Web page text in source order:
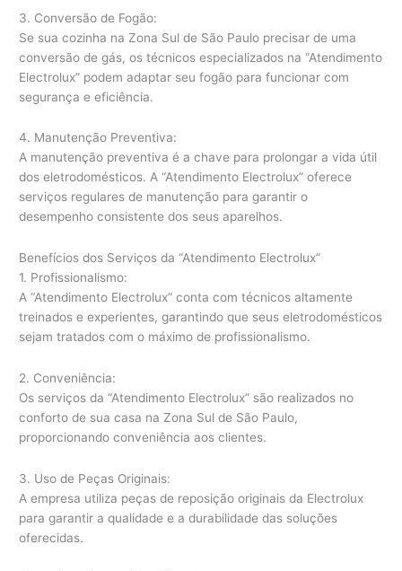
3. Conversão de Fogão:
Se sua cozinha na Zona Sul de São Paulo precisar de uma
conversão de gás, os técnicos especializados na “Atendimento
Electrolux” podem adaptar seu fogão para funcionar com
segurança e eficiência.
4. Manutenção Preventiva:
A manutenção preventiva é a chave para prolongar a vida útil
dos eletrodomésticos. A “Atendimento Electrolux” oferece
serviços regulares de manutenção para garantir o
desempenho consistente dos seus aparelhos.
Benefícios dos Serviços da “Atendimento Electrolux”
1. Profissionalismo:
A “Atendimento Electrolux” conta com técnicos altamente
treinados e experientes, garantindo que seus eletrodomésticos
sejam tratados com o máximo de profissionalismo.
2. Conveniência:
Os serviços da “Atendimento Electrolux” são realizados no
conforto de sua casa na Zona Sul de São Paulo,
proporcionando conveniência aos clientes.
3. Uso de Peças Originais:
A empresa utiliza peças de reposição originais da Electrolux
para garantir a qualidade e a durabilidade das soluções
oferecidas.